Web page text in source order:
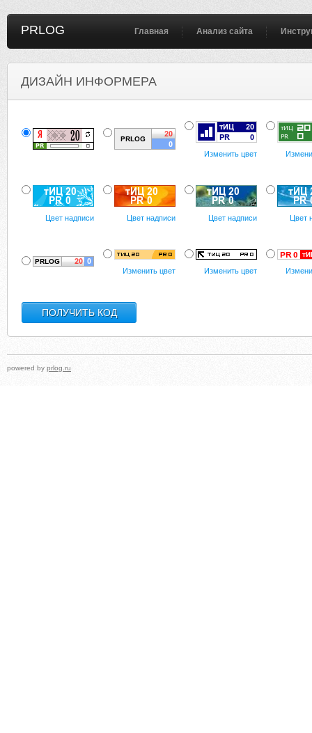
PRLOG Главная Анализ сайта
ДИЗАЙН ИНФОРМЕРА
Изменить цвет
Цвет надписи Цвет надписи Цвет надписи Цвет
Изменить цвет Изменить цвет
powered by prlog.ru